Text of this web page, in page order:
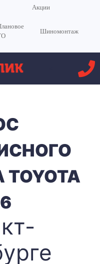
Акции
Шиномонтаж